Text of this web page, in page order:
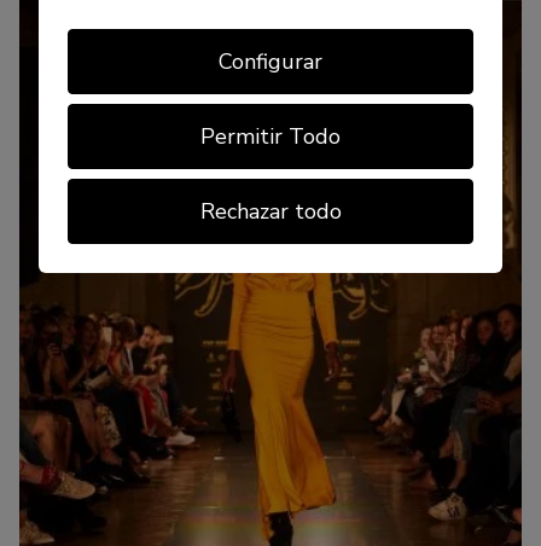
Configurar
Permitir Todo
Rechazar todo